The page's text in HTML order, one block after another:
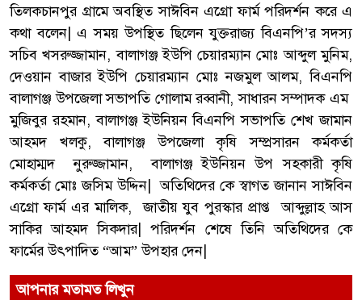
তিলকচানপুর গ্রামে অবস্থিত সাঈবিন এগ্রো ফার্ম পরিদর্শন করে এ
কথা বলেন| এ সময় উপস্থিত ছিলেন যুক্তরাজ্য বিএনপি’র সদস্য
সচিব খসরুজ্জামান, বালাগঞ্জ ইউপি চেয়ারম্যান মোঃ আব্দুল মুনিম,
দেওয়ান বাজার ইউপি চেয়ারম্যান মোঃ নজমুল আলম, বিএনপি
বালাগঞ্জ উপজেলা সভাপতি গোলাম রব্বানী, সাধারন সম্পাদক এম
মুজিবুর রহমান, বালাগঞ্জ ইউনিয়ন বিএনপি সভাপতি শেখ জামান
আহমদ খলকু, বালাগঞ্জ উপজেলা কৃষি সম্প্রসারন কর্মকর্তা
মোহাম্মদ নুরুজ্জামান, বালাগঞ্জ ইউনিয়ন উপ সহকারী কৃষি
কর্মকর্তা মোঃ জসিম উদ্দিন| অতিথিদের কে স্বাগত জানান সাঈবিন
এগ্রো ফার্ম এর মালিক, জাতীয় যুব পুরস্কার প্রাপ্ত আব্দুল্লাহ আস
সাকির আহমদ সিকদার| পরিদর্শন শেষে তিনি অতিথিদের কে
ফার্মের উৎপাদিত “আম” উপহার দেন|
আপনার মতামত লিখুন